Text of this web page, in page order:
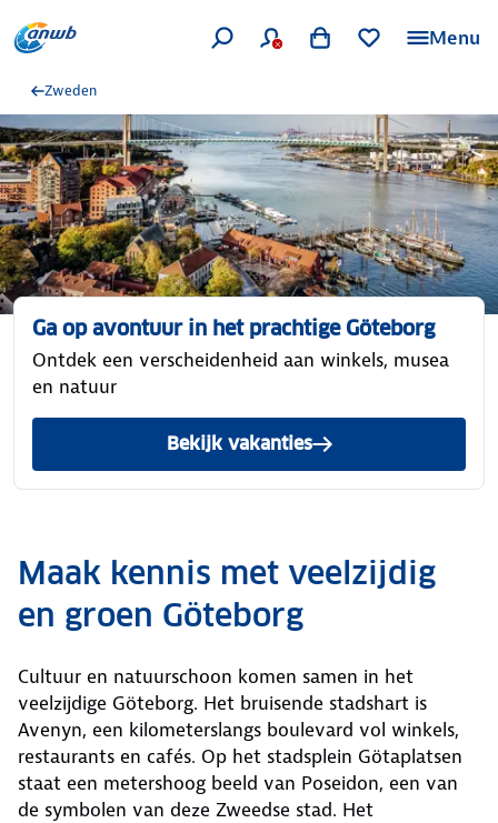
Menu
Zweden
Ga op avontuur in het prachtige Göteborg
Ontdek een verscheidenheid aan winkels, musea
en natuur
Bekijk vakanties
Maak kennis met veelzijdig
en groen Göteborg
Cultuur en natuurschoon komen samen in het
veelzijdige Göteborg. Het bruisende stadshart is
Avenyn, een kilometerslangs boulevard vol winkels,
restaurants en cafés. Op het stadsplein Götaplatsen
staat een metershoog beeld van Poseidon, een van
de symbolen van deze Zweedse stad. Het